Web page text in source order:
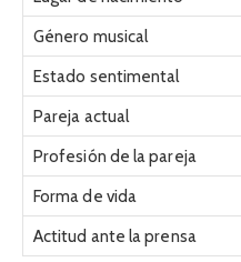
Género musical
Estado sentimental
Pareja actual
Profesión de la pareja
Forma de vida
Actitud ante la prensa